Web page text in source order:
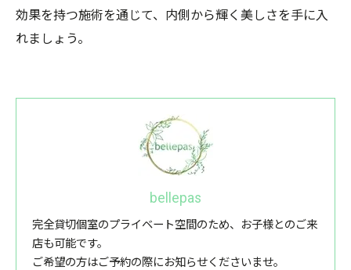
効果を持つ施術を通じて、内側から輝く美しさを手に入
れましょう。
bellepas
完全貸切個室のプライベート空間のため、お子様とのご来
店も可能です。
ご希望の方はご予約の際にお知らせくださいませ。